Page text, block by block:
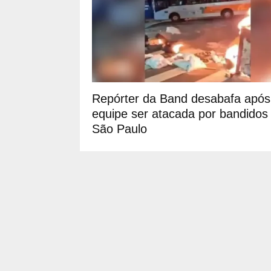
Repórter da Band desabafa após
equipe ser atacada por bandidos
São Paulo